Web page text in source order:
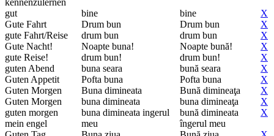
kennenzulernen
gut bine bine
X
Gute Fahrt
Drum bun Drum bun
X
gute Fahrt/Reise
drum bun drum bun
X
Gute Nacht!
Noapte buna! Noapte bună!
X
gute Reise!
drum bun! drum bun!
X
guten Abend
buna seara bună seara
X
Guten Appetit
Pofta buna Pofta buna
X
Guten Morgen
Buna dimineata Bună dimineaţa
X
Guten Morgen
buna dimineata buna dimineaţa
X
guten morgen
mein engel
buna dimineata ingerul
meu
bună dimineata
îngerul meu
X